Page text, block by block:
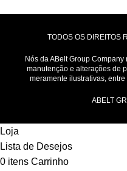
TODOS OS DIREITOS
Nós da ABelt Group
manutenção e alterações de
meramente ilustrativas,
ABELT
Loja
Lista de Desejos
0 itens Carrinho